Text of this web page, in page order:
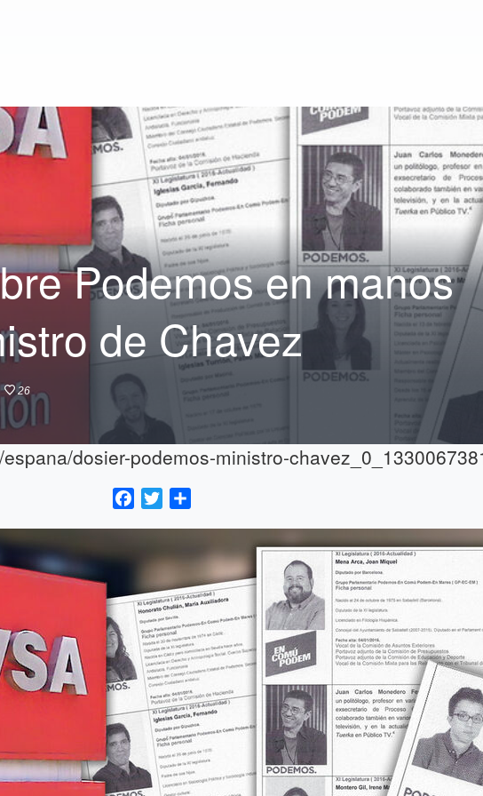
Podemos en manos
de Chavez
26
dosier-podemos-ministro-
Facebook
Twitter